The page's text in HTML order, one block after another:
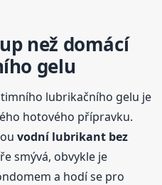
než domácí
gelu
lubrikačního gelu je
hotového přípravku.
vodní lubrikant bez
smývá, obvykle je
a hodí se pro